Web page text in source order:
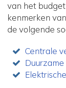
van het
kenmerken
de volgende
Centrale